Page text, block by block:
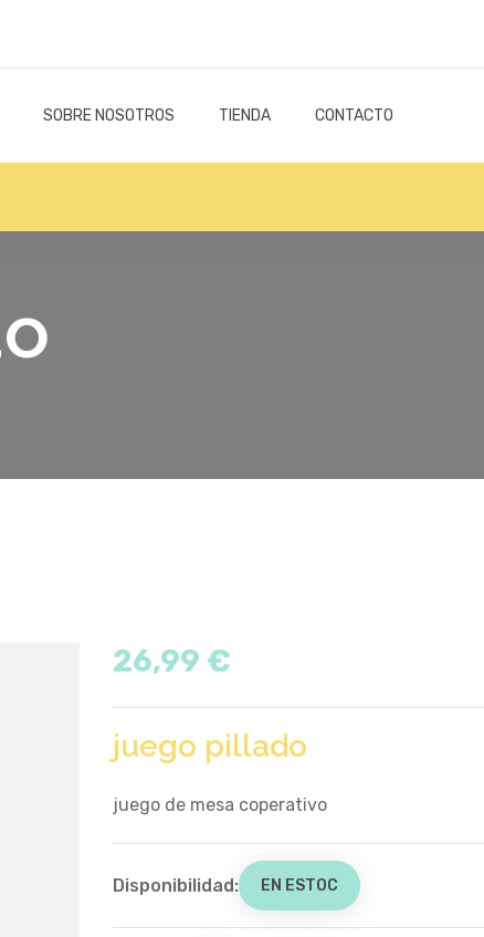
SOBRE NOSOTROS TIENDA CONTACTO
26,99 €
juego pillado
juego de mesa coperativo
Disponibilidad: EN ESTOC